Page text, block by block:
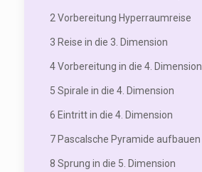
2 Vorbereitung Hyperraumreise
3 Reise in die 3. Dimension
4 Vorbereitung in die 4. Dimension
5 Spirale in die 4. Dimension
6 Eintritt in die 4. Dimension
7 Pascalsche Pyramide aufbauen
8 Sprung in die 5. Dimension